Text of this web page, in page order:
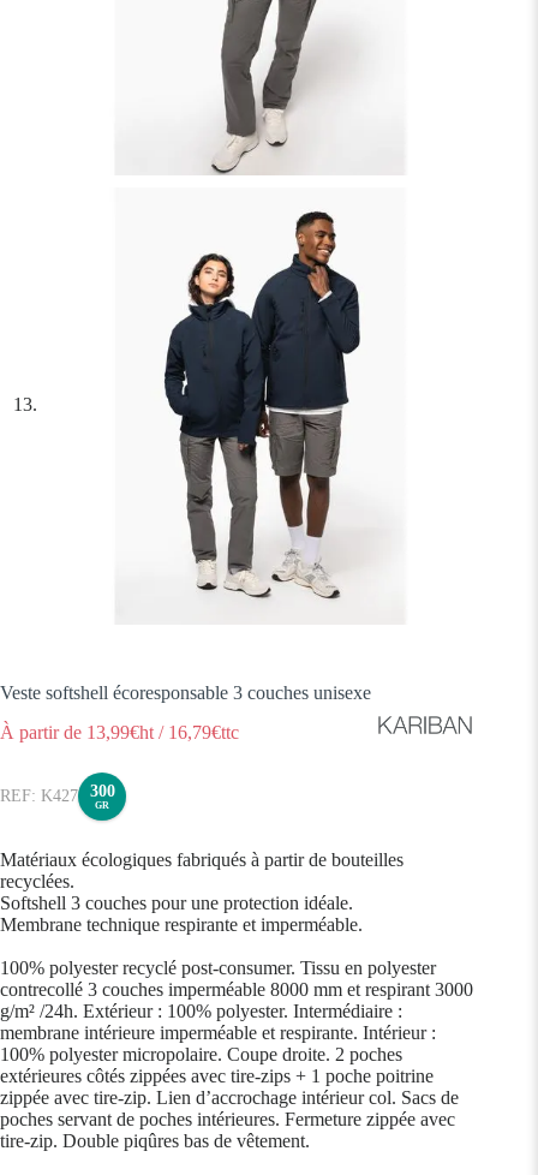
Veste softshell écoresponsable 3 couches unisexe
À partir de 13,99€ht / 16,79€ttc
K427 300
GR
Matériaux écologiques fabriqués à partir de bouteilles
recyclées.
Softshell 3 couches pour une protection idéale.
Membrane technique respirante et imperméable.
100% polyester recyclé post-consumer. Tissu en polyester
contrecollé 3 couches imperméable 8000 mm et respirant 3000
g/m² /24h. Extérieur : 100% polyester. Intermédiaire :
membrane intérieure imperméable et respirante. Intérieur :
100% polyester micropolaire. Coupe droite. 2 poches
extérieures côtés zippées avec tire-zips + 1 poche poitrine
zippée avec tire-zip. Lien d’accrochage intérieur col. Sacs de
poches servant de poches intérieures. Fermeture zippée avec
tire-zip. Double piqûres bas de vêtement.